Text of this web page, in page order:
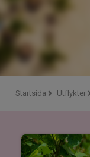
Startsida Utflykter